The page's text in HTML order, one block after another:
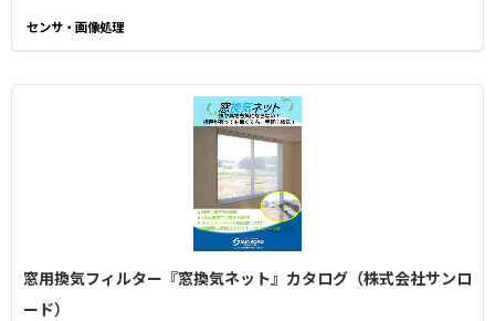
センサ・画像処理
窓用換気フィルター『窓換気ネット』カタログ（株式会社サンロ
ード）